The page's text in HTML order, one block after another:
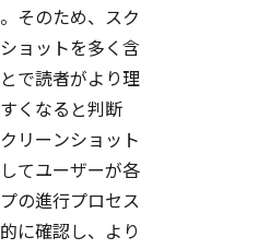
そのため、スク
ョットを多く含
で読者がより理
くなると判断
リーンショット
てユーザーが各
の進行プロセス
に確認し、より